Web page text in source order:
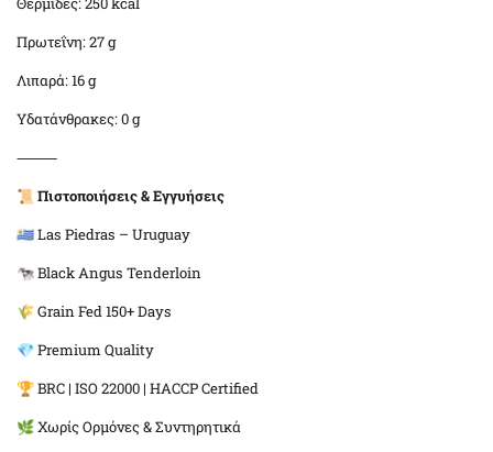
Πρωτεΐνη: 27 g
Λιπαρά: 16 g
Υδατάνθρακες: 0 g
⸻
📜 Πιστοποιήσεις & Εγγυήσεις
🇺🇾 Las Piedras – Uruguay
🐄 Black Angus Tenderloin
🌾 Grain Fed 150+ Days
💎 Premium Quality
🏆 BRC | ISO 22000 | HACCP Certified
🌿 Χωρίς Ορμόνες & Συντηρητικά